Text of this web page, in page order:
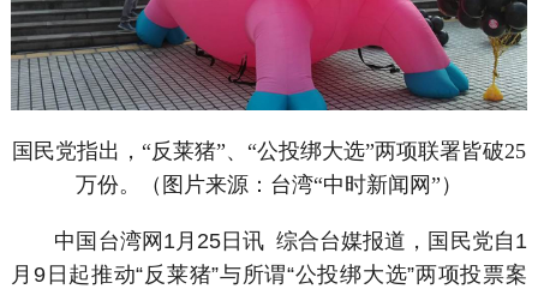
国民党指出，“反莱猪”、“公投绑大选”两项联署皆破25
万份。（图片来源：台湾“中时新闻网”）
中国台湾网1月25日讯 综合台媒报道，国民党自1
月9日起推动“反莱猪”与所谓“公投绑大选”两项投票案